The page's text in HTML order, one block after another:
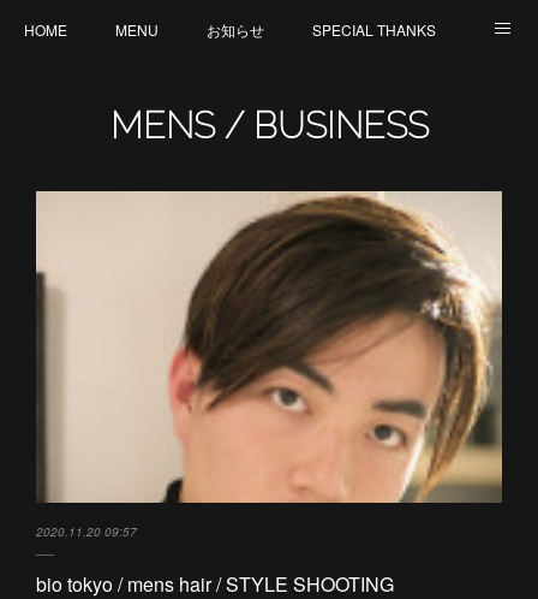
HOME MENU お知らせ SPECIAL THANKS
MENS / BUSINESS
2020.11.20 09:57
bio tokyo / mens hair / STYLE SHOOTING